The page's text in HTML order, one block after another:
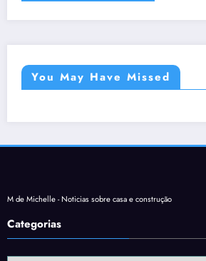
You May Have Missed
M de Michelle - Noticias sobre casa e construção
Categorias